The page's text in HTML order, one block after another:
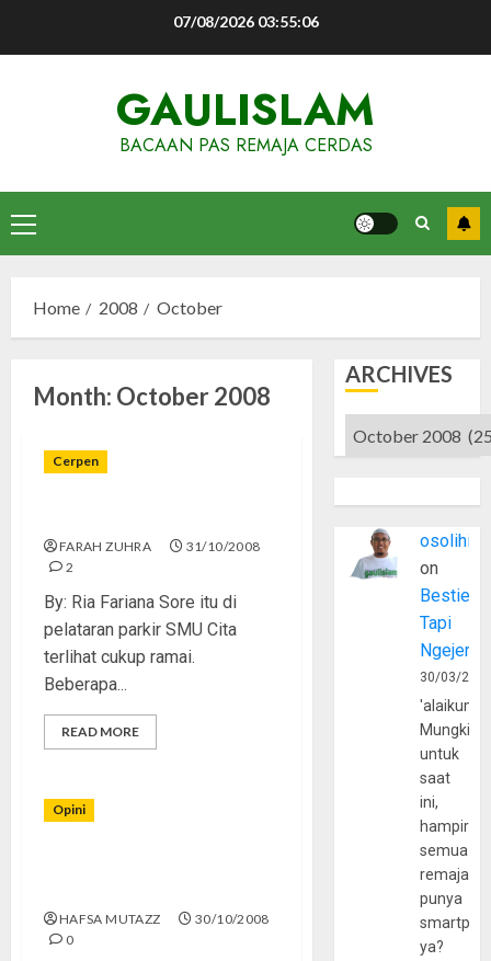
07/08/2026 03:55:06
GAULISLAM
BACAAN PAS REMAJA CERDAS
Primary
Menu
Home 2008 October
Month: October 2008
Cerpen
FARAH ZUHRA
31/10/2008
2
By: Ria Fariana Sore itu di
pelataran parkir SMU Cita
terlihat cukup ramai.
Beberapa...
READ MORE
Opini
HAFSA MUTAZZ
30/10/2008
0
ARCHIVES
Archives
osolihin
on
Bestie
Tapi
30/03/
Mungkin
untuk
saat
ini,
hampir
semua
remaja
punya
ya?